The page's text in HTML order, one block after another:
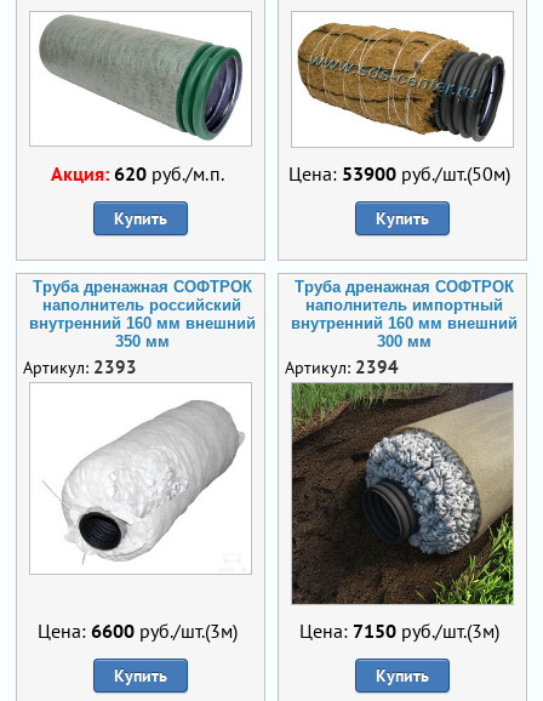
Акция: 620 руб./м.п.
Купить
Цена: 53900 руб./шт.(50м)
Купить
Труба дренажная СОФТРОК
наполнитель российский
внутренний 160 мм внешний
350 мм
Артикул: 2393
Цена: 6600 руб./шт.(3м)
Купить
Труба дренажная СОФТРОК
наполнитель импортный
внутренний 160 мм внешний
300 мм
Артикул: 2394
Цена: 7150 руб./шт.(3м)
Купить